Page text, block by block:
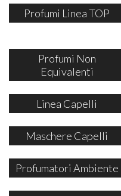
Profumi Linea TOP
Profumi Non
Equivalenti
Linea Capelli
Maschere Capelli
Profumatori Ambiente